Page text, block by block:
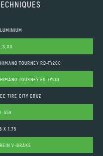
TOURNEY RD-TY200
TOURNEY FD-TY510
TIRE CITY CRUZ
559
X 1.75
V-BRAKE